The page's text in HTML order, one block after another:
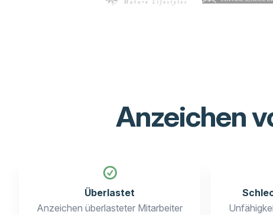
Anzeichen
Überlastet
Anzeichen überlasteter Mitarbeiter